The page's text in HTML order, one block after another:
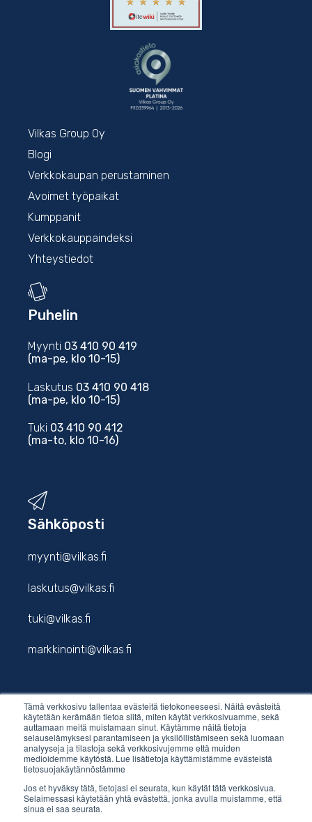
Tämä verkkosivu tallentaa evästeitä tietokoneeseesi. Näitä evästeitä
käytetään kerämään tietoa siitä, miten käytät verkkosivuamme, sekä
auttamaan meitä muistamaan sinut. Käytämme näitä tietoja
selauselämyksesi parantamiseen ja yksilöllistämiseen sekä luomaan
analyyseja ja tilastoja sekä verkkosivujemme että muiden
medioidemme käytöstä. Lue lisätietoja käyttämistämme evästeistä
tietosuojakäytännöstämme
Jos et hyväksy tätä, tietojasi ei seurata, kun käytät tätä verkkosivua.
Selaimessasi käytetään yhtä evästettä, jonka avulla muistamme, että
sinua ei saa seurata.
Vilkas Group Oy
Blogi
Verkkokaupan perustaminen
Avoimet työpaikat
Kumppanit
Verkkokauppaindeksi
Yhteystiedot
Puhelin
Myynti 03 410 90 419
(ma-pe, klo 10-15)
Laskutus 03 410 90 418
(ma-pe, klo 10-15)
Tuki 03 410 90 412
(ma-to, klo 10-16)
Sähköposti
myynti@vilkas.fi
laskutus@vilkas.fi
tuki@vilkas.fi
markkinointi@vilkas.fi
etunimi.sukunimi@vilkas.fi